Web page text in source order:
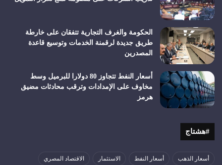
الحكومة والغرف التجارية تتفقان على خارطة
طريق جديدة لرقمنة الخدمات وتوسيع قاعدة
المصدرين
أسعار النفط تتجاوز 80 دولارا للبرميل وسط
مخاوف على الإمدادات وترقب محادثات مضيق
هرمز
#هشتاج
أسعار الذهب أسعار النفط الاستثمار الاقتصاد المصري